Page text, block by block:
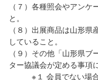
（７）各種照会やアン
と。
（８）出展商品は山形
していること。
（９）その他「山形県
ター協議会が定める事項
※１ 会員でない場合